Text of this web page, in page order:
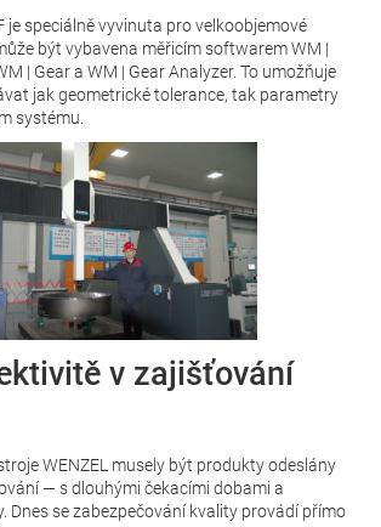
je speciálně vyvinuta pro velkoobjemové
být vybavena měřicím softwarem WM |
| Gear a WM | Gear Analyzer. To umožňuje
jak geometrické tolerance, tak parametry
systému.
v zajišťování
WENZEL musely být produkty odeslány
— s dlouhými čekacími dobami a
Dnes se zabezpečování kvality provádí přímo